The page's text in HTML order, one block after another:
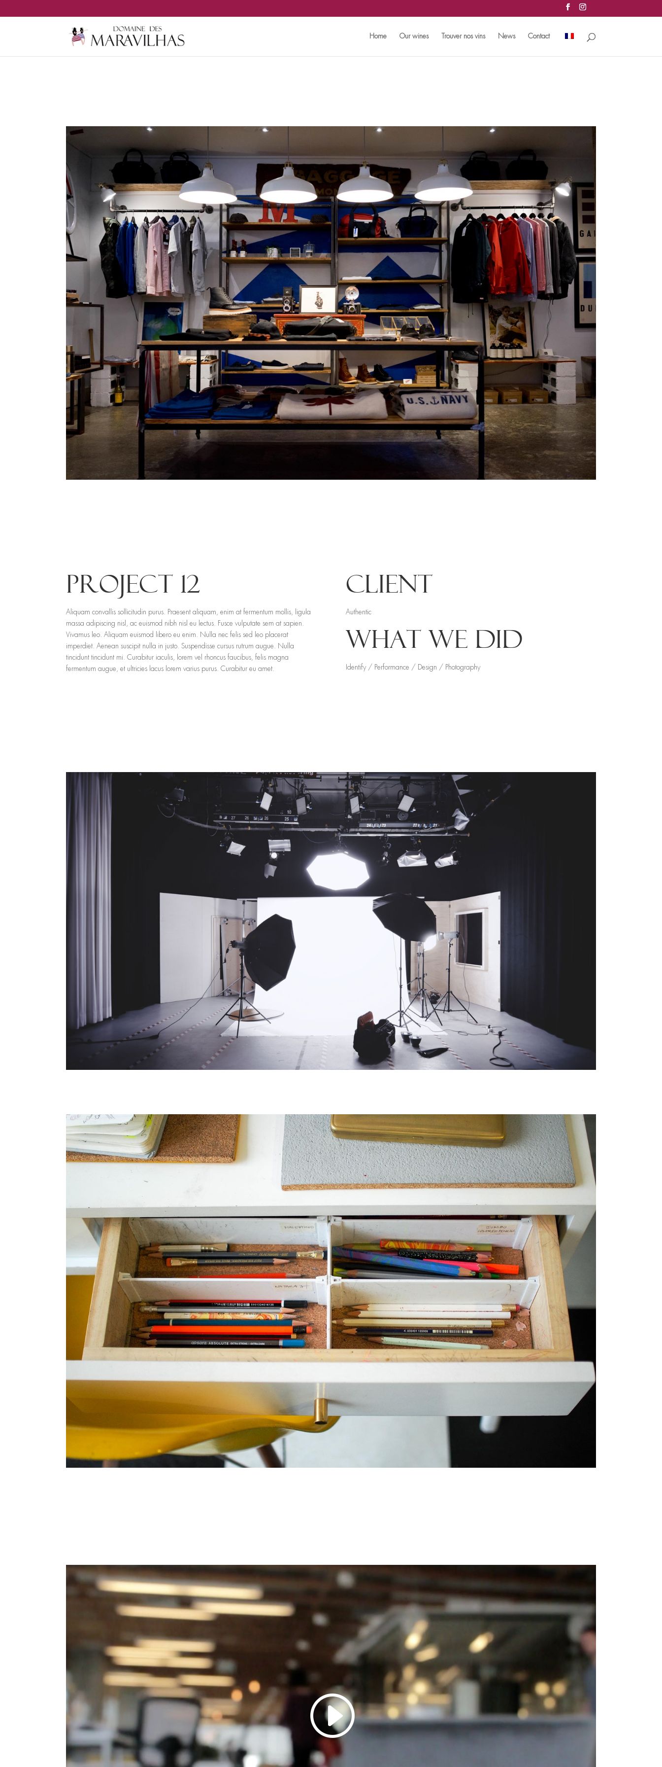
Home Our wines Trouver nos vins News Contact
PROJECT 12
Aliquam convallis sollicitudin purus. Praesent aliquam, enim at fermentum mollis, ligula
massa adipiscing nisl, ac euismod nibh nisl eu lectus. Fusce vulputate sem at sapien.
Vivamus leo. Aliquam euismod libero eu enim. Nulla nec felis sed leo placerat
imperdiet. Aenean suscipit nulla in justo. Suspendisse cursus rutrum augue. Nulla
tincidunt tincidunt mi. Curabitur iaculis, lorem vel rhoncus faucibus, felis magna
fermentum augue, et ultricies lacus lorem varius purus. Curabitur eu amet.
CLIENT
Authentic
WHAT WE DID
Identify / Performance / Design / Photography